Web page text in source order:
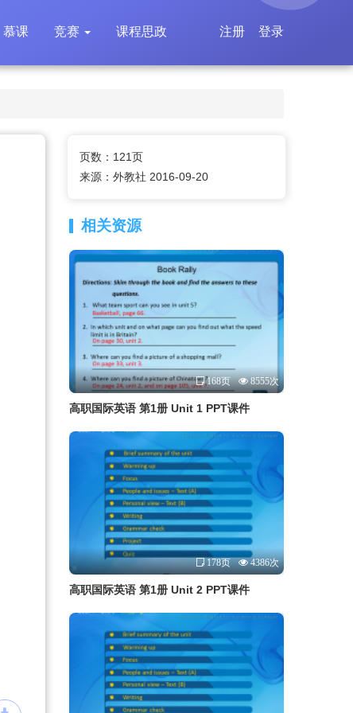
慕课 竞赛 课程思政 登录
注册
页数：121页
来源：外教社 2016-09-20
相关资源
168页 8555次
高职国际英语 第1册 Unit 1 PPT课件
178页 4386次
高职国际英语 第1册 Unit 2 PPT课件